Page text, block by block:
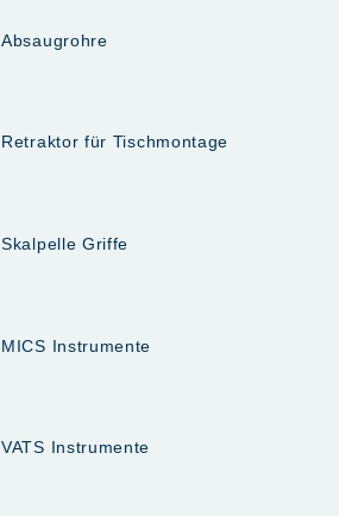
Absaugrohre
Retraktor für Tischmontage
Skalpelle Griffe
MICS Instrumente
VATS Instrumente